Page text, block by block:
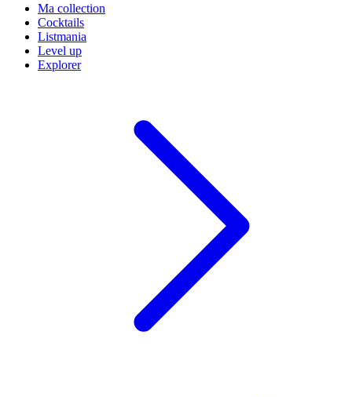
Ma collection
Cocktails
Listmania
Level up
Explorer